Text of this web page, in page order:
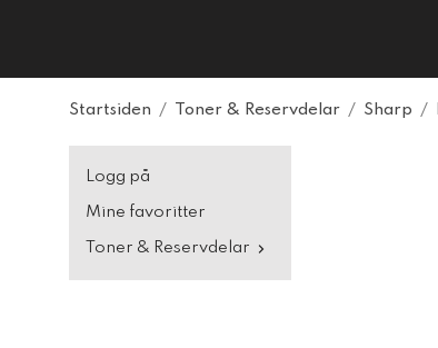
Startsiden / Toner & Reservdelar / Sharp /
Logg på
Mine favoritter
Toner & Reservdelar